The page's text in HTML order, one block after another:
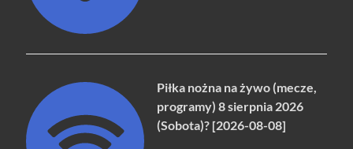
Piłka nożna na żywo (mecze,
programy) 8 sierpnia 2026
(Sobota)? [2026-08-08]